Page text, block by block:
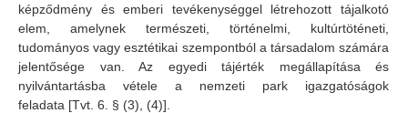
képződmény és emberi tevékenységgel létrehozott tájalkotó
elem, amelynek természeti, történelmi, kultúrtöténeti,
tudományos vagy esztétikai szempontból a társadalom számára
jelentősége van. Az egyedi tájérték megállapítása és
nyilvántartásba vétele a nemzeti park igazgatóságok
feladata [Tvt. 6. § (3), (4)].